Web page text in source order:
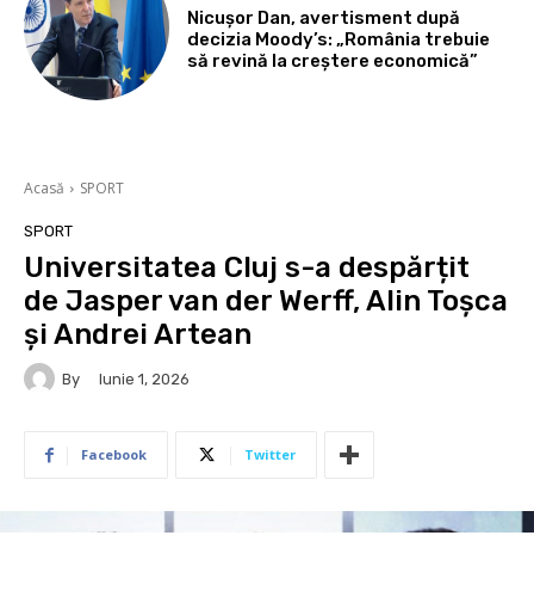
Nicușor Dan, avertisment după
decizia Moody’s: „România trebuie
să revină la creștere economică”